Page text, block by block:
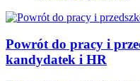
Powrót do pracy i
kandydatek i HR